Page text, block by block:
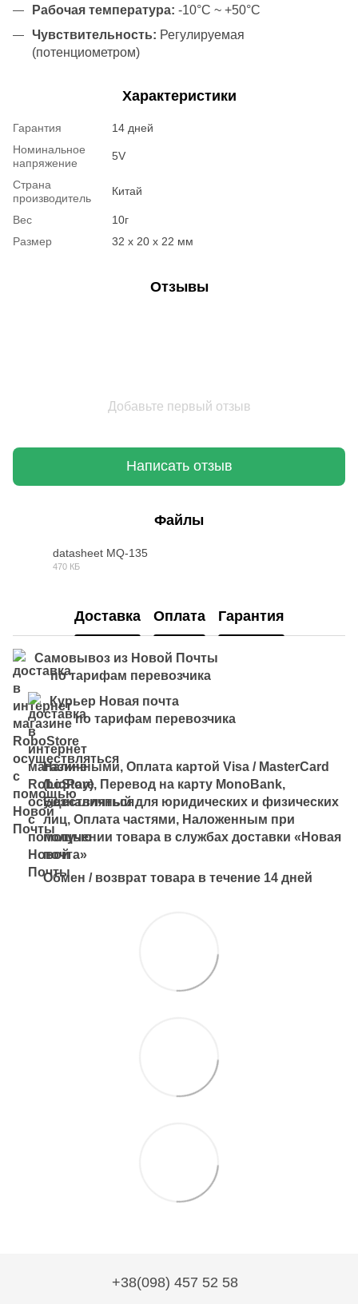
Рабочая температура: -10°C ~ +50°C
Чувствительность: Регулируемая
(потенциометром)
Характеристики
Гарантия
14 дней
Номинальное
напряжение
5V
Страна
производитель
Китай
Вес
10г
Размер
32 х 20 х 22 мм
Отзывы
Добавьте первый отзыв
Написать отзыв
Файлы
datasheet MQ-135
470 КБ
Доставка Оплата Гарантия
Самовывоз из Новой Почты
по тарифам перевозчика
Курьер Новая почта
по тарифам перевозчика
Наличными, Оплата картой Visa / MasterCard
(LiqPay), Перевод на карту MonoBank,
Безналичный для юридических и физических
лиц, Оплата частями, Наложенным при
получении товара в службах доставки «Новая
почта»
Обмен / возврат товара в течение 14 дней
+38(098) 457 52 58